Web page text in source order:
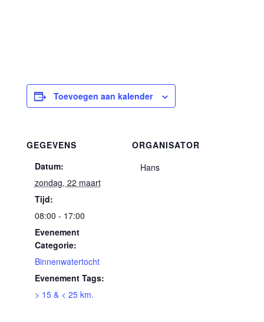
Toevoegen aan kalender
GEGEVENS
Datum:
zondag, 22 maart
Tijd:
08:00 - 17:00
Evenement
Categorie:
Binnenwatertocht
Evenement Tags:
> 15 & < 25 km.
ORGANISATOR
Hans